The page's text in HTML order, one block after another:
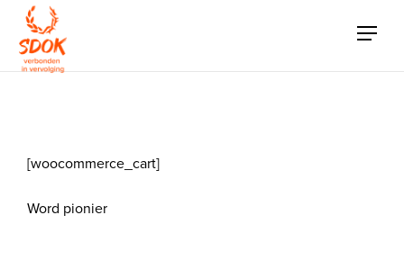
[woocommerce_cart]
Word pionier